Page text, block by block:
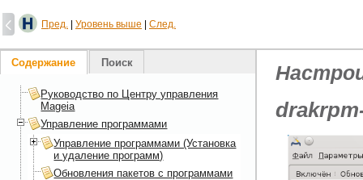
Пред. Уровень выше След.
Содержание Поиск
Руководство по Центру управления
Mageia
Управление программами
Управление программами (Установка
и удаление программ)
Обновления пакетов с программами